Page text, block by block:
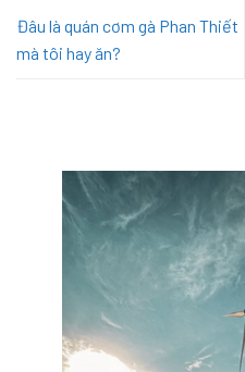
Đâu là quán cơm gà Phan Thiết
mà tôi hay ăn?